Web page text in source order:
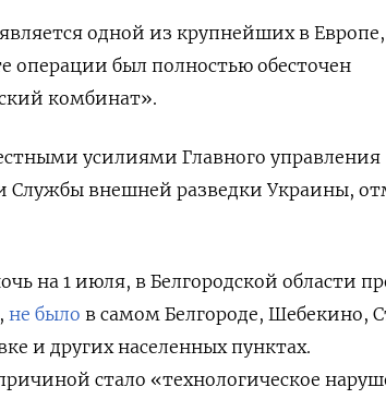
одной из крупнейших в Европе,
операции был полностью обесточен
комбинат».
усилиями Главного управления
Службы внешней разведки Украины,
на 1 июля, в Белгородской области
не было в самом Белгороде, Шебекино,
и других населенных пунктах.
стало «технологическое